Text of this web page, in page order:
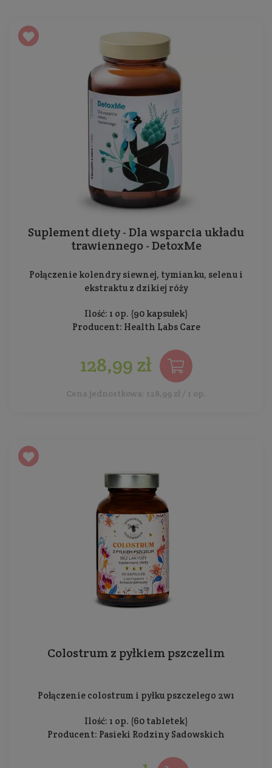
Suplement diety - Dla wsparcia układu
trawiennego - DetoxMe
Połączenie kolendry siewnej, tymianku, selenu i
ekstraktu z dzikiej róży
Ilość: 1 op. (90 kapsułek)
Producent: Health Labs Care
128,99 zł
Cena jednostkowa: 128,99 zł / 1 op.
Colostrum z pyłkiem pszczelim
Połączenie colostrum i pyłku pszczelego 2w1
Ilość: 1 op. (60 tabletek)
Producent: Pasieki Rodziny Sadowskich